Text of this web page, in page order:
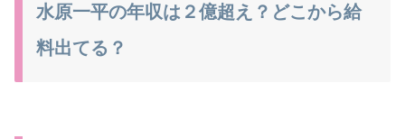
水原一平の年収は２億超え？どこから給
料出てる？